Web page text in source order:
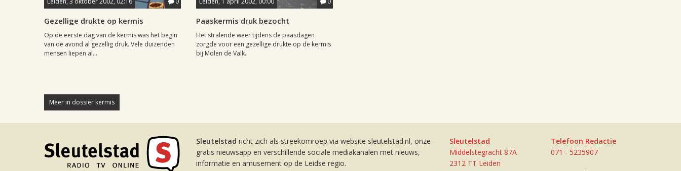
Gezellige drukte op kermis
Op de eerste dag van de kermis was het begin
van de avond al gezellig druk. Vele duizenden
mensen liepen al...
Paaskermis druk bezocht
Het stralende weer tijdens de paasdagen
zorgde voor een gezellige drukte op de kermis
bij Molen de Valk.
Meer in dossier kermis
Sleutelstad richt zich als streekomroep via website sleutelstad.nl, onze
gratis nieuwsapp en verschillende sociale mediakanalen met nieuws,
informatie en amusement op de Leidse regio.
Sleutelstad
Middelstegracht 87A
2312 TT Leiden
Telefoon Redactie
071 - 5235907